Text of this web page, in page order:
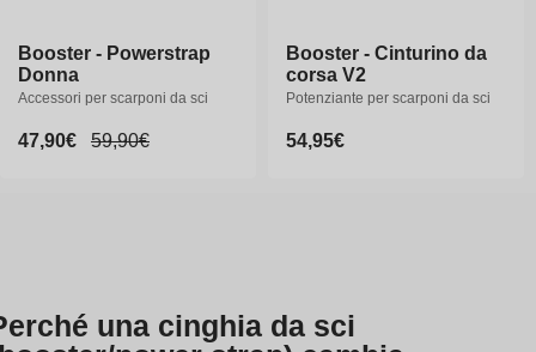
Booster - Powerstrap
Donna
Accessori per scarponi da sci
Prezzo
47,90€
Prezzo
59,90€
Booster - Cinturino da
corsa V2
Potenziante per scarponi da sci
Prezzo
54,95€
una cinghia da sci